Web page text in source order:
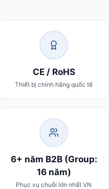
CE / RoHS
Thiết bị chính hãng quốc tế
6+ năm B2B (Group:
16 năm)
Phục vụ chuỗi lớn nhất VN